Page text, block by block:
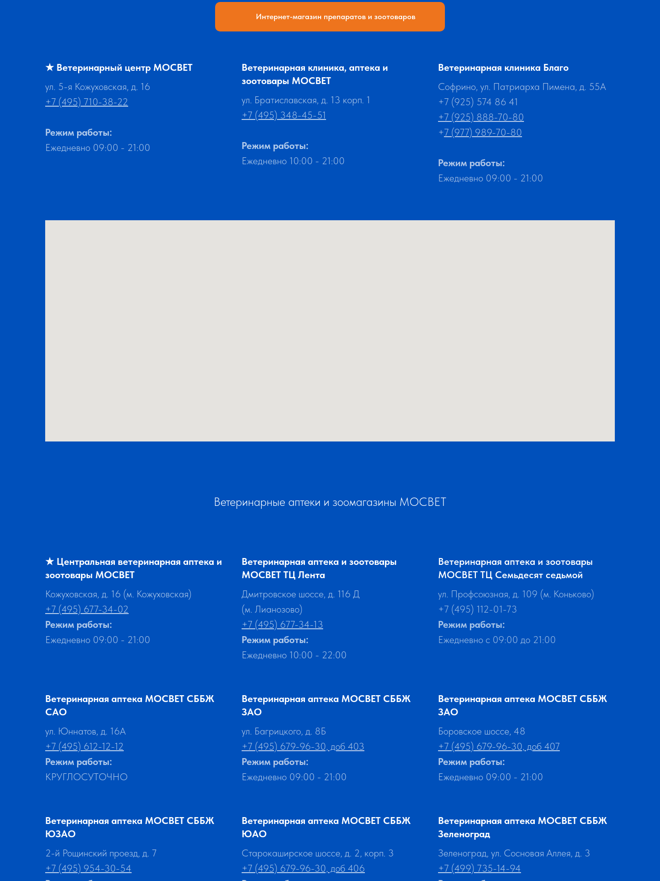
Интернет-магазин препаратов и зоотоваров
★ Ветеринарный центр МОСВЕТ
ул. 5-я Кожуховская, д. 16
+7 (495) 710-38-22
Режим работы:
Ежедневно 09:00 - 21:00
Ветеринарная клиника, аптека и
зоотовары МОСВЕТ
ул. Братиславская, д. 13 корп. 1
+7 (495) 348-45-51
Режим работы:
Ежедневно 10:00 - 21:00
Ветеринарная клиника Благо
Софрино, ул. Патриарха Пимена, д. 55А
+7 (925) 574 86 41
+7 (925) 888-70-80
+7 (977) 989-70-80
Режим работы:
Ежедневно 09:00 - 21:00
Ветеринарные аптеки и зоомагазины МОСВЕТ
★ Центральная ветеринарная аптека и
зоотовары МОСВЕТ
Кожуховская, д. 16 (м. Кожуховская)
+7 (495) 677-34-02
Режим работы:
Ежедневно 09:00 - 21:00
Ветеринарная аптека и зоотовары
МОСВЕТ ТЦ Лента
Дмитровское шоссе, д. 116 Д
(м. Лианозово)
+7 (495) 677-34-13
Режим работы:
Ежедневно 10:00 - 22:00
Ветеринарная аптека и зоотовары
МОСВЕТ ТЦ Семьдесят седьмой
ул. Профсоюзная, д. 109 (м. Коньково)
+7 (495) 112-01-73
Режим работы:
Ежедневно с 09:00 до 21:00
Ветеринарная аптека МОСВЕТ СББЖ
САО
ул. Юннатов, д. 16А
+7 (495) 612-12-12
Режим работы:
КРУГЛОСУТОЧНО
Ветеринарная аптека МОСВЕТ СББЖ
ЗАО
ул. Багрицкого, д. 8Б
+7 (495) 679-96-30, доб 403
Режим работы:
Ежедневно 09:00 - 21:00
Ветеринарная аптека МОСВЕТ СББЖ
ЗАО
Боровское шоссе, 48
+7 (495) 679-96-30, доб 407
Режим работы:
Ежедневно 09:00 - 21:00
Ветеринарная аптека МОСВЕТ СББЖ
ЮЗАО
2-й Рощинский проезд, д. 7
+7 (495) 954-30-54
Ветеринарная аптека МОСВЕТ СББЖ
ЮАО
Старокаширское шоссе, д. 2, корп. 3
+7 (495) 679-96-30, доб 406
Ветеринарная аптека МОСВЕТ СББЖ
Зеленоград
Зеленоград, ул. Сосновая Аллея, д. 3
+7 (499) 735-14-94